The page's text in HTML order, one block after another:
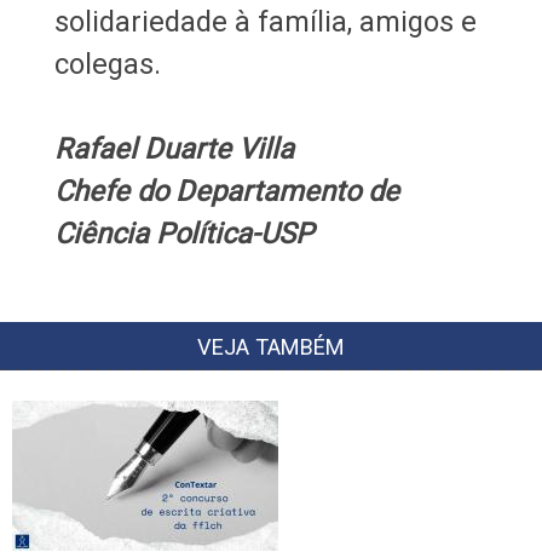
solidariedade à família, amigos e
colegas.
Rafael Duarte Villa
Chefe do Departamento de
Ciência Política-USP
VEJA TAMBÉM